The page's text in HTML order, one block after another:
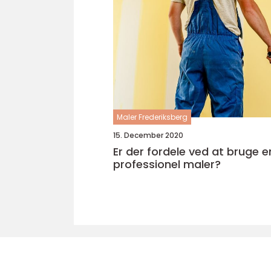
Maler Frederiksberg
15. December 2020
Er der fordele ved at bruge
professionel maler?